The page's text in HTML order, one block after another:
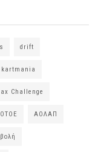
drift
kartmania
Challenge
ΑΟΛΑΠ